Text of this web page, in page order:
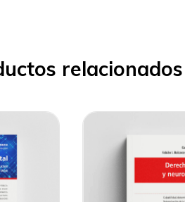
relacionados